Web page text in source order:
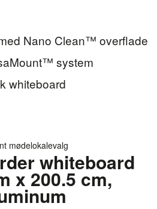
Nano Clean™ overflade
system
whiteboard
mødelokalevalg
whiteboard
x 200.5 cm,